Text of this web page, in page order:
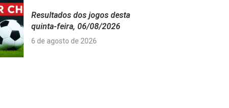
Resultados dos jogos desta
quinta-feira, 06/08/2026
6 de agosto de 2026